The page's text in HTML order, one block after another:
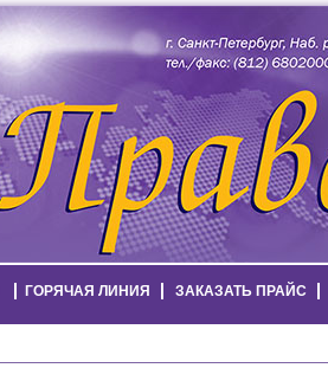
ГОРЯЧАЯ ЛИНИЯ ЗАКАЗАТЬ ПРАЙС